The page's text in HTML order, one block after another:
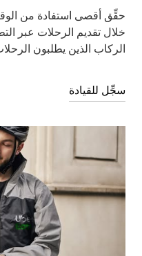
حقِّق أقصى استفادة من
خلال تقديم الرحلات عبر
الركاب الذين يطلبون
سجِّل للقيادة